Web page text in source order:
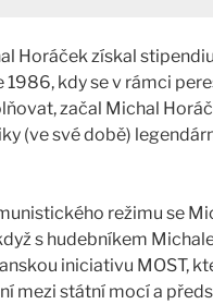
Horáček získal
1986, kdy se v rámci
začal Michal
(ve své době)
režimu se
s hudebníkem
iniciativu MOST,
mezi státní mocí a